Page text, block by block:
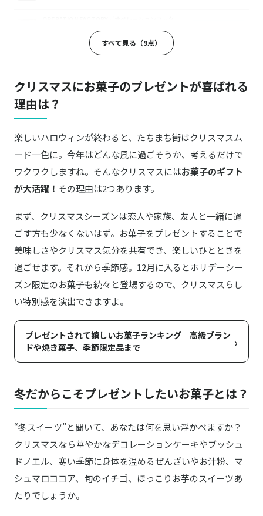
生ブルーチーズケーキAO（青）濃厚ゴルゴ
ンゾーラのチーズケーキ
OKASHI GAKU／お菓子学
C3／シーキューブ
サクッチ・ホロッチ 3種6個入り
DALLOYAU/ ／ダロワイヨ
猫型ニャカロン イエロー
すべて見る（9点）
クリスマスにお菓子のプレゼントが喜ばれる
理由は？
楽しいハロウィンが終わると、たちまち街はクリスマスム
ード一色に。今年はどんな風に過ごそうか、考えるだけで
ワクワクしますね。そんなクリスマスにはお菓子のギフト
が大活躍！ その理由は2つあります。
まず、クリスマスシーズンは恋人や家族、友人と一緒に過
ごす方も少なくないはず。お菓子をプレゼントすることで
美味しさやクリスマス気分を共有でき、楽しいひとときを
過ごせます。それから季節感。12月に入るとホリデーシー
ズン限定のお菓子も続々と登場するので、クリスマスらし
い特別感を演出できますよ。
プレゼントされて嬉しいお菓子ランキング｜高級ブラン
ドや焼き菓子、季節限定品まで
›
冬だからこそプレゼントしたいお菓子とは？
“冬スイーツ”と聞いて、あなたは何を思い浮かべますか？
クリスマスなら華やかなデコレーションケーキやブッシュ
ドノエル、寒い季節に身体を温めるぜんざいやお汁粉、マ
シュマロココア、旬のイチゴ、ほっこりお芋のスイーツあ
たりでしょうか。